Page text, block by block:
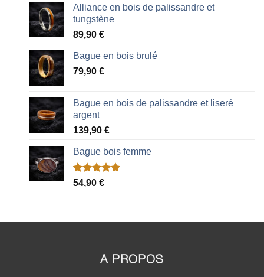
Alliance en bois de palissandre et
tungstène
89,90 €
Bague en bois brulé
79,90 €
Bague en bois de palissandre et liseré
argent
139,90 €
Bague bois femme
Noté5.00
2
54,90 €
A PROPOS